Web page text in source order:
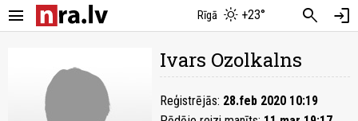
menu Rīgā +23° search login
Ivars Ozolkalns
Reģistrējās: 28.feb 2020 10:19